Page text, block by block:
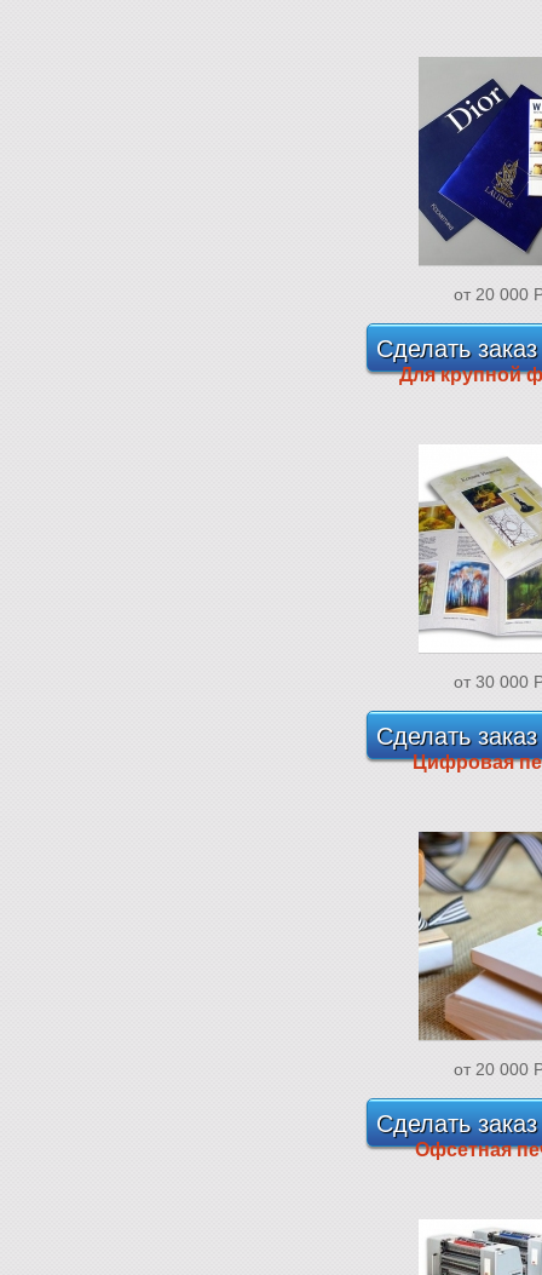
от 20 000
Сделать
Для крупной
от 30 000
Сделать
Цифровая
от 20 000
Сделать
Офсетная